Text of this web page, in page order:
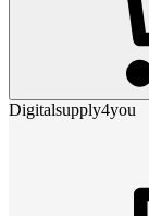
Digitalsupply4you